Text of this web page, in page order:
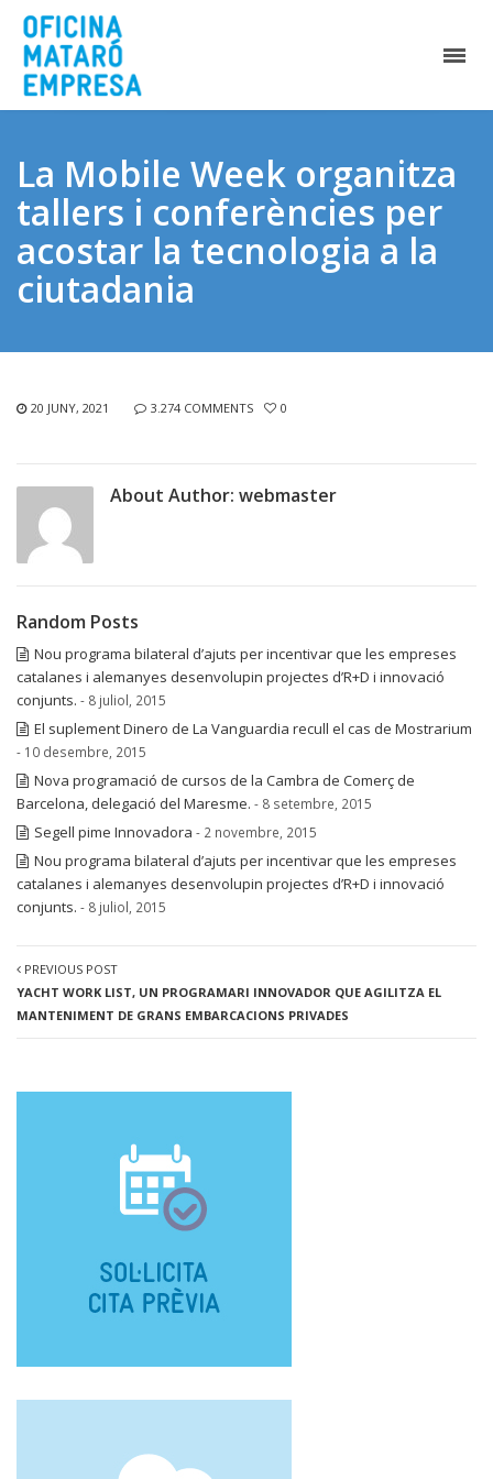
La Mobile Week organitza
tallers i conferències per
acostar la tecnologia a la
ciutadania
20 JUNY, 2021 3.274 COMMENTS 0
About Author: webmaster
Random Posts
Nou programa bilateral d’ajuts per incentivar que les empreses
catalanes i alemanyes desenvolupin projectes d’R+D i innovació
conjunts. - 8 juliol, 2015
El suplement Dinero de La Vanguardia recull el cas de Mostrarium
- 10 desembre, 2015
Nova programació de cursos de la Cambra de Comerç de
Barcelona, delegació del Maresme. - 8 setembre, 2015
Segell pime Innovadora - 2 novembre, 2015
Nou programa bilateral d’ajuts per incentivar que les empreses
catalanes i alemanyes desenvolupin projectes d’R+D i innovació
conjunts. - 8 juliol, 2015
PREVIOUS POST
YACHT WORK LIST, UN PROGRAMARI INNOVADOR QUE AGILITZA EL
MANTENIMENT DE GRANS EMBARCACIONS PRIVADES